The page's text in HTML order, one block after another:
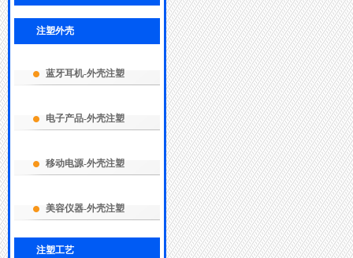
注塑外壳
蓝牙耳机-外壳注塑
电子产品-外壳注塑
移动电源-外壳注塑
美容仪器-外壳注塑
注塑工艺